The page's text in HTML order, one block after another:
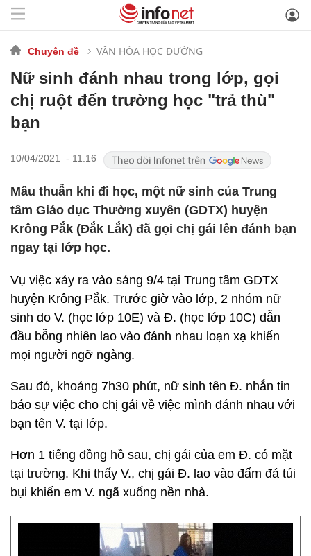
Chuyên đề VĂN HÓA HỌC ĐƯỜNG
Nữ sinh đánh nhau trong lớp, gọi
chị ruột đến trường học "trả thù"
bạn
10/04/2021 - 11:16
Mâu thuẫn khi đi học, một nữ sinh của Trung
tâm Giáo dục Thường xuyên (GDTX) huyện
Krông Pắk (Đắk Lắk) đã gọi chị gái lên đánh bạn
ngay tại lớp học.
Vụ việc xảy ra vào sáng 9/4 tại Trung tâm GDTX
huyện Krông Pắk. Trước giờ vào lớp, 2 nhóm nữ
sinh do V. (học lớp 10E) và Đ. (học lớp 10C) dẫn
đầu bỗng nhiên lao vào đánh nhau loạn xạ khiến
mọi người ngỡ ngàng.
Sau đó, khoảng 7h30 phút, nữ sinh tên Đ. nhắn tin
báo sự việc cho chị gái về việc mình đánh nhau với
bạn tên V. tại lớp.
Hơn 1 tiếng đồng hồ sau, chị gái của em Đ. có mặt
tại trường. Khi thấy V., chị gái Đ. lao vào đấm đá túi
bụi khiến em V. ngã xuống nền nhà.